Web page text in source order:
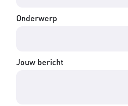
Onderwerp
Jouw bericht